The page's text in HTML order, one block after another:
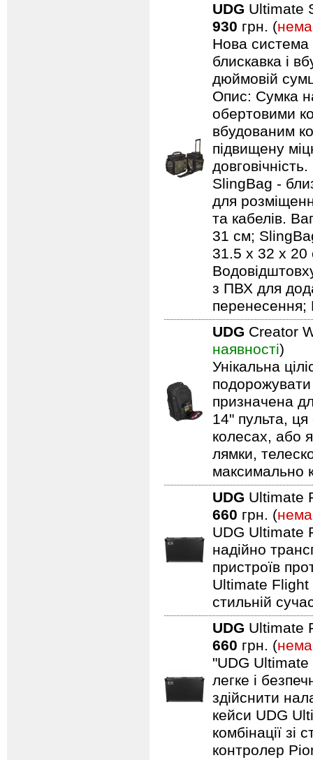
UDG Ultimate
930 грн. (
Нова система
блискавка і
дюймовій
Опис: Сумка
обертовими
вбудованим
підвищену
SlingBag -
для
та кабелів.
31 см;
31.5 x 32 x 20
з ПВХ для
перенесення;
UDG Creator
наявності)
Унікальна
подорожувати
призначена
14" пульта,
колесах, або
лямки,
максимально
UDG Ultimate
660 грн. (
UDG Ultimate
надійно
пристроїв
Ultimate Flight
стильній
UDG Ultimate
660 грн. (
"UDG
легке і
здійснити
кейси UDG
комбінації
контролер